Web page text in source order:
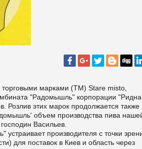
марками (ТМ) Stare misto,
"Радомышль" корпорации "Ридна
Розлив этих марок продолжается также
объем производства пива
Васильев.
производителя с точки
для поставок в Киев и область через